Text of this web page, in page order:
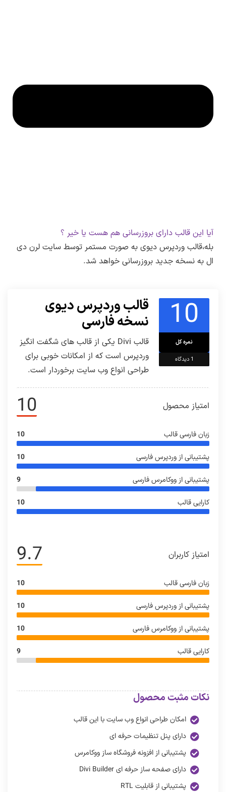
آیا این قالب دارای بروزرسانی هم هست یا خیر ؟
بله،قالب وردپرس دیوی به صورت مستمر توسط سایت لرن دی
ال به نسخه جدید بروزرسانی خواهد شد.
10
نمره کل
1 دیدگاه
قالب وردپرس دیوی
نسخه فارسی
قالب Divi یکی از قالب های شگفت انگیز
وردپرس است که از امکانات خوبی برای
طراحی انواع وب سایت برخوردار است.
10 امتیاز محصول
زبان فارسی قالب 10
پشتیبانی از وردپرس فارسی 10
پشتیبانی از ووکامرس فارسی 9
کارایی قالب 10
9.7 امتیاز کاربران
زبان فارسی قالب 10
پشتیبانی از وردپرس فارسی 10
پشتیبانی از ووکامرس فارسی 10
کارایی قالب 9
نکات مثبت محصول
امکان طراحی انواع وب سایت با این قالب
دارای پنل تنظیمات حرفه ای
پشتیبانی از افزونه فروشگاه ساز ووکامرس
دارای صفحه ساز حرفه ای Divi Builder
پشتیبانی از قابلیت RTL